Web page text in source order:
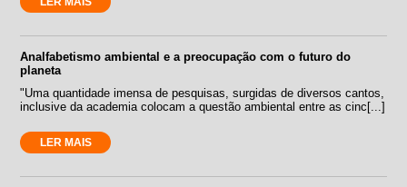
Analfabetismo ambiental e a preocupação com o futuro do
planeta
"Uma quantidade imensa de pesquisas, surgidas de diversos cantos,
inclusive da academia colocam a questão ambiental entre as cinc[...]
LER MAIS